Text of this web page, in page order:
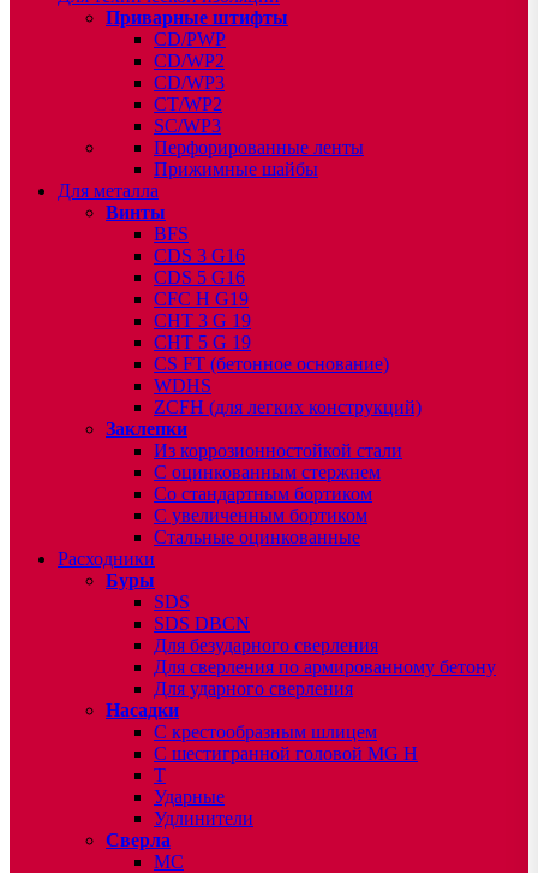
Приварные штифты
CD/PWP
CD/WP2
CD/WP3
CT/WP2
SC/WP3
Перфорированные ленты
Прижимные шайбы
Для металла
Винты
BFS
CDS 3 G16
CDS 5 G16
CFC H G19
CHT 3 G 19
CHT 5 G 19
CS FT (бетонное основание)
WDHS
ZCFH (для легких конструкций)
Заклепки
Из коррозионностойкой стали
С оцинкованным стержнем
Со стандартным бортиком
С увеличенным бортиком
Стальные оцинкованные
Расходники
Буры
SDS
SDS DBCN
Для безударного сверления
Для сверления по армированному бетону
Для ударного сверления
Насадки
С крестообразным шлицем
С шестигранной головой MG H
T
Ударные
Удлинители
Сверла
МС